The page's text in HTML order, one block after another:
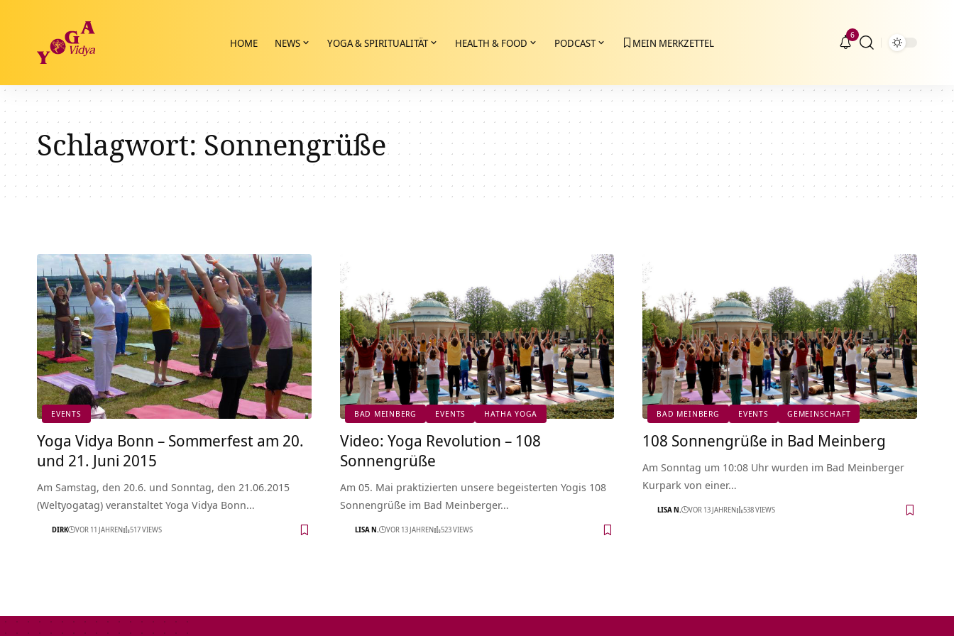
HOME NEWS YOGA & SPIRITUALITÄT HEALTH & FOOD PODCAST MEIN MERKZETTEL
6
Schlagwort: Sonnengrüße
EVENTS
Yoga Vidya Bonn – Sommerfest am 20.
und 21. Juni 2015
Am Samstag, den 20.6. und Sonntag, den 21.06.2015
(Weltyogatag) veranstaltet Yoga Vidya Bonn…
DIRK VOR 11 JAHREN 517 VIEWS
BAD MEINBERG EVENTS HATHA YOGA
Video: Yoga Revolution – 108
Sonnengrüße
Am 05. Mai praktizierten unsere begeisterten Yogis 108
Sonnengrüße im Bad Meinberger…
LISA N. VOR 13 JAHREN 523 VIEWS
BAD MEINBERG EVENTS GEMEINSCHAFT
108 Sonnengrüße in Bad Meinberg
Am Sonntag um 10:08 Uhr wurden im Bad Meinberger
Kurpark von einer…
LISA N. VOR 13 JAHREN 538 VIEWS